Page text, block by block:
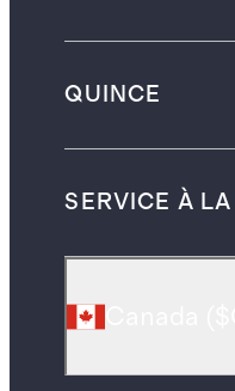
QUINCE
SERVICE À